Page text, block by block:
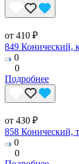
от 410 ₽
849 Конический,
0
0
Подробнее
от 430 ₽
858 Конический,
0
0